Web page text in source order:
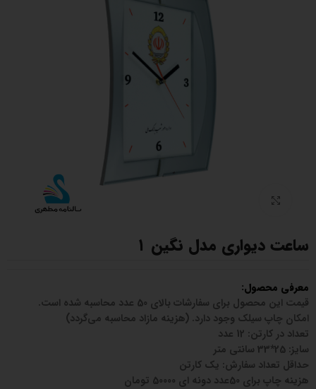
ساعت دیواری مدل نگین ۱
معرفی محصول:
قیمت این محصول برای سفارشات بالای 50 عدد محاسبه شده است.
امکان چاپ سیلک وجود دارد. (هزینه مازاد محاسبه می‌گردد)
تعداد در کارتن: 12 عدد
سایز: 25*33 سانتی متر
حداقل تعداد سفارش: یک کارتن
هزینه چاپ برای 50عدد دونه ای 50000 تومان